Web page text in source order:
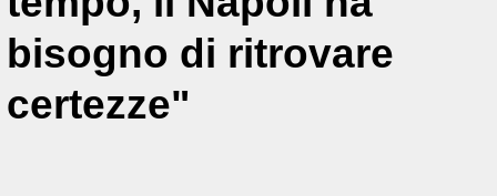
bisogno di ritrovare
certezze"